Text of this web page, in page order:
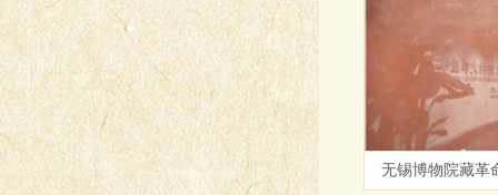
无锡博物院藏革